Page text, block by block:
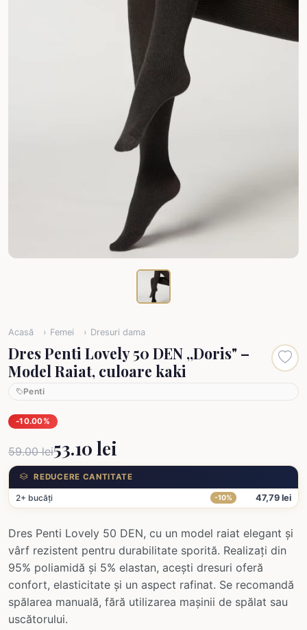
Acasă Femei Dresuri dama
Dres Penti Lovely 50 DEN ,,Doris" –
Model Raiat, culoare kaki
Penti
-10.00%
59.00 lei53.10 lei
REDUCERE CANTITATE
2+ bucăți -10% 47,79 lei
Dres Penti Lovely 50 DEN, cu un model raiat elegant și
vârf rezistent pentru durabilitate sporită. Realizați din
95% poliamidă și 5% elastan, acești dresuri oferă
confort, elasticitate și un aspect rafinat. Se recomandă
spălarea manuală, fără utilizarea mașinii de spălat sau
uscătorului.